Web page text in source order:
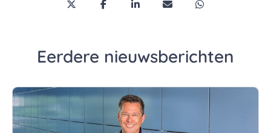
Deel deze pagina via Twitter/X
Deel deze pagina op Facebook
Deel deze pagina op
Deel deze pagina via
Deel deze
Eerdere nieuwsberichten